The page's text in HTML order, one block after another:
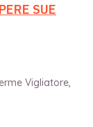
SUE
Vigliatore,